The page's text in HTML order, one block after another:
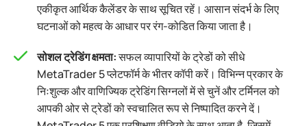
एकीकृत आर्थिक कैलेंडर के साथ सूचित रहें। आसान संदर्भ के लिए
घटनाओं को महत्व के आधार पर रंग-कोडित किया जाता है।
सोशल ट्रेडिंग क्षमता:सफल व्यापारियों के ट्रेडों को सीधे
MetaTrader 5 प्लेटफॉर्म के भीतर कॉपी करें। विभिन्न प्रकार के
निःशुल्क और वाणिज्यिक ट्रेडिंग सिग्नलों में से चुनें और टर्मिनल को
आपकी ओर से ट्रेडों को स्वचालित रूप से निष्पादित करने दें।